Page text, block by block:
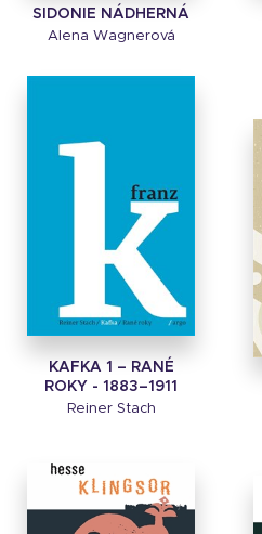
SIDONIE NÁDHERNÁ
Alena Wagnerová
KAFKA 1 – RANÉ
ROKY - 1883–1911
Reiner Stach